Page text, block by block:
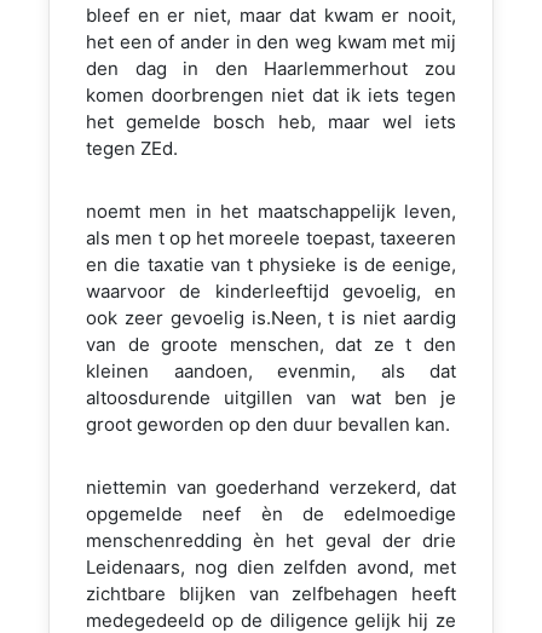
bleef en er niet, maar dat kwam er nooit,
het een of ander in den weg kwam met mij
den dag in den Haarlemmerhout zou
komen doorbrengen niet dat ik iets tegen
het gemelde bosch heb, maar wel iets
tegen ZEd.
noemt men in het maatschappelijk leven,
als men t op het moreele toepast, taxeeren
en die taxatie van t physieke is de eenige,
waarvoor de kinderleeftijd gevoelig, en
ook zeer gevoelig is.Neen, t is niet aardig
van de groote menschen, dat ze t den
kleinen aandoen, evenmin, als dat
altoosdurende uitgillen van wat ben je
groot geworden op den duur bevallen kan.
niettemin van goederhand verzekerd, dat
opgemelde neef èn de edelmoedige
menschenredding èn het geval der drie
Leidenaars, nog dien zelfden avond, met
zichtbare blijken van zelfbehagen heeft
medegedeeld op de diligence gelijk hij ze